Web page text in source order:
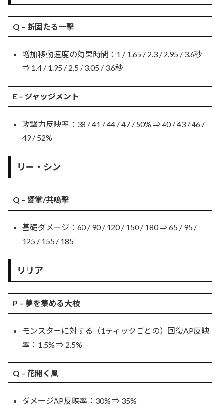
Q – 断固たる一撃
増加移動速度の効果時間：1 / 1.65 / 2.3 / 2.95 / 3.6秒
⇒ 1.4 / 1.95 / 2.5 / 3.05 / 3.6秒
E – ジャッジメント
攻撃力反映率：38 / 41 / 44 / 47 / 50% ⇒ 40 / 43 / 46 /
49 / 52%
リー・シン
Q – 響掌/共鳴撃
基礎ダメージ：60 / 90 / 120 / 150 / 180 ⇒ 65 / 95 /
125 / 155 / 185
リリア
P – 夢を集める大枝
モンスターに対する（1ティックごとの）回復AP反映
率：1.5% ⇒ 2.5%
Q – 花開く風
ダメージAP反映率：30% ⇒ 35%